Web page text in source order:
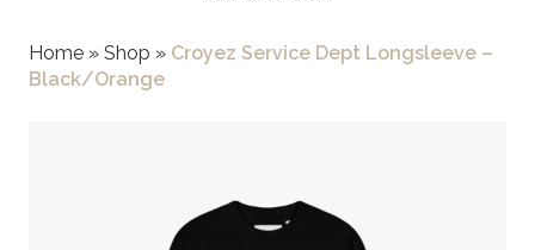
Home » Shop » Croyez Service Dept Longsleeve –
Black/Orange